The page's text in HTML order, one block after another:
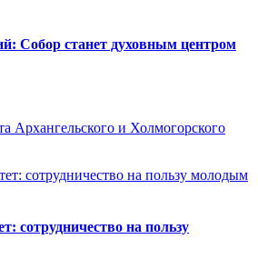
Собор станет духовным центром
Архангельского и Холмогорского
сотрудничество на пользу